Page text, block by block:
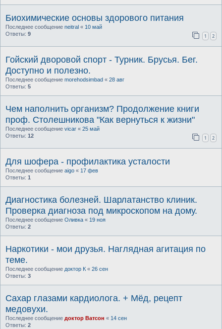
Биохимические основы здорового питания
Последнее сообщение neitral « 10 май
Ответы: 9 1 2
Гойский дворовой спорт - Турник. Брусья. Бег.
Доступно и полезно.
Последнее сообщение morehodsimbad « 28 авг
Ответы: 5
Чем наполнить организм? Продолжение книги
проф. Столешникова "Как вернуться к жизни"
Последнее сообщение vicar « 25 май
Ответы: 12 1 2
Для шофера - профилактика усталости
Последнее сообщение aigo « 17 фев
Ответы: 1
Диагностика болезней. Шарлатанство клиник.
Проверка диагноза под микроскопом на дому.
Последнее сообщение Оливка « 19 ноя
Ответы: 2
Наркотики - мои друзья. Наглядная агитация по
теме.
Последнее сообщение доктор К « 26 сен
Ответы: 3
Сахар глазами кардиолога. + Мёд, рецепт
медовухи.
Последнее сообщение доктор Ватсон « 14 сен
Ответы: 2